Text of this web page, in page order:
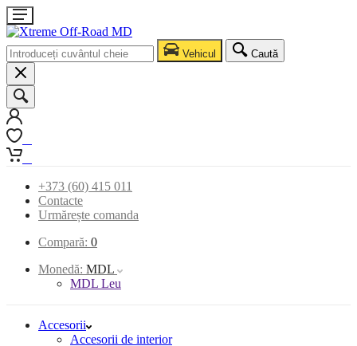
Vehicul Caută
+373 (60) 415 011
Contacte
Urmărește comanda
Compară: 0
Monedă: MDL
MDL Leu
Accesorii
Accesorii de interior